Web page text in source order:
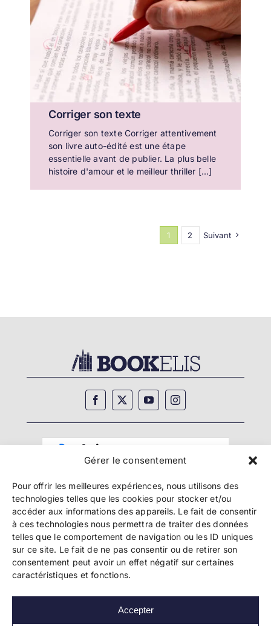
Gérer le consentement
Pour offrir les meilleures expériences, nous utilisons des
technologies telles que les cookies pour stocker et/ou
accéder aux informations des appareils. Le fait de consentir
à ces technologies nous permettra de traiter des données
telles que le comportement de navigation ou les ID uniques
sur ce site. Le fait de ne pas consentir ou de retirer son
consentement peut avoir un effet négatif sur certaines
caractéristiques et fonctions.
Accepter
Corriger son texte
Corriger son texte Corriger attentivement
son livre auto-édité est une étape
essentielle avant de publier. La plus belle
histoire d'amour et le meilleur thriller [...]
1 2 Suivant
Copyright 2024 Bookelis –CGU–CGS–CGPPA–
Mentions légales–Politique de confidentialité–
Paiement et sécurité
Les liens essentiels